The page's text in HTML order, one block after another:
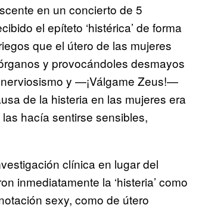
en un concierto de 5
el epíteto ‘histérica’ de forma
que el útero de las mujeres
y provocándoles desmayos
y —¡Válgame Zeus!—
de la histeria en las mujeres era
hacía sentirse sensibles,
clínica en lugar del
inmediatamente la ‘histeria’ como
sexy, como de útero